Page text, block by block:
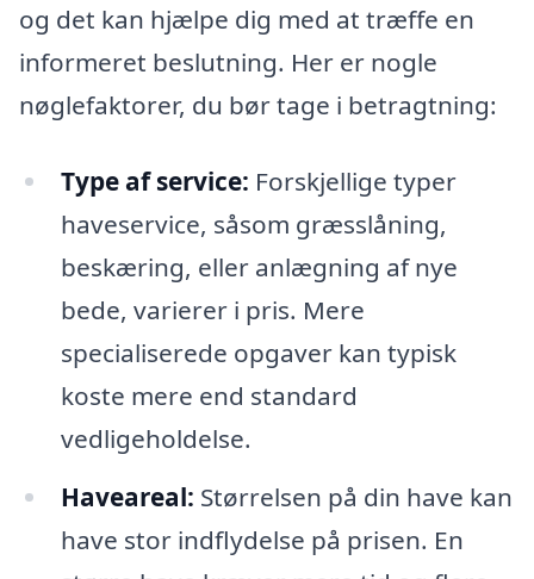
og det kan hjælpe dig med at træffe en
informeret beslutning. Her er nogle
nøglefaktorer, du bør tage i betragtning:
Type af service: Forskjellige typer
haveservice, såsom græsslåning,
beskæring, eller anlægning af nye
bede, varierer i pris. Mere
specialiserede opgaver kan typisk
koste mere end standard
vedligeholdelse.
Haveareal: Størrelsen på din have kan
have stor indflydelse på prisen. En